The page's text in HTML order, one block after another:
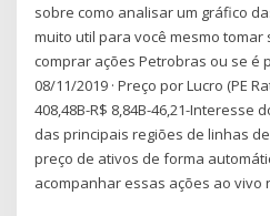
sobre como analisar um gráfico
muito util para você mesmo
comprar ações Petrobras ou se é
08/11/2019 · Preço por Lucro (PE
408,48B-R$ 8,84B-46,21-Interesse
das principais regiões de linhas
preço de ativos de forma
acompanhar essas ações ao vivo